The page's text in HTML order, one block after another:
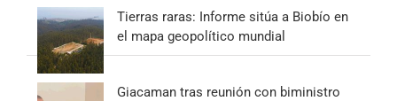
Tierras raras: Informe sitúa a Biobío en
el mapa geopolítico mundial
Giacaman tras reunión con biministro